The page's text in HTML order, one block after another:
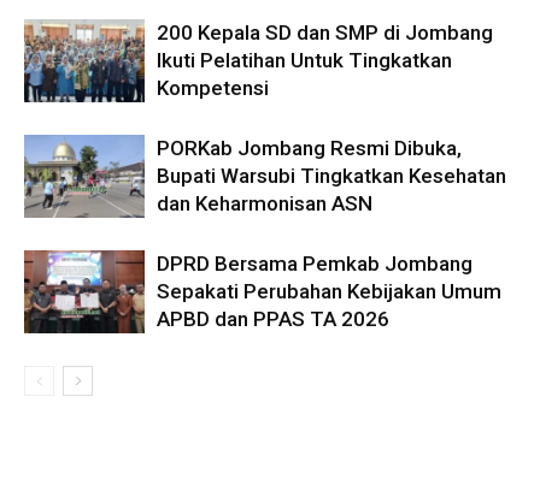
200 Kepala SD dan SMP di Jombang
Ikuti Pelatihan Untuk Tingkatkan
Kompetensi
PORKab Jombang Resmi Dibuka,
Bupati Warsubi Tingkatkan Kesehatan
dan Keharmonisan ASN
DPRD Bersama Pemkab Jombang
Sepakati Perubahan Kebijakan Umum
APBD dan PPAS TA 2026